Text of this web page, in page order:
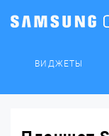
ВИДЖЕТЫ